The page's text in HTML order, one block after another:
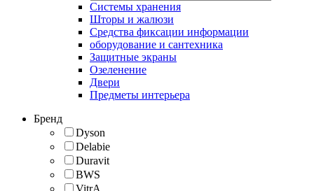
Cистемы хранения
Шторы и жалюзи
Средства фиксации информации
оборудование и сантехника
Защитные экраны
Озеленение
Двери
Предметы интерьера
Бренд
Dyson
Delabie
Duravit
BWS
VitrA